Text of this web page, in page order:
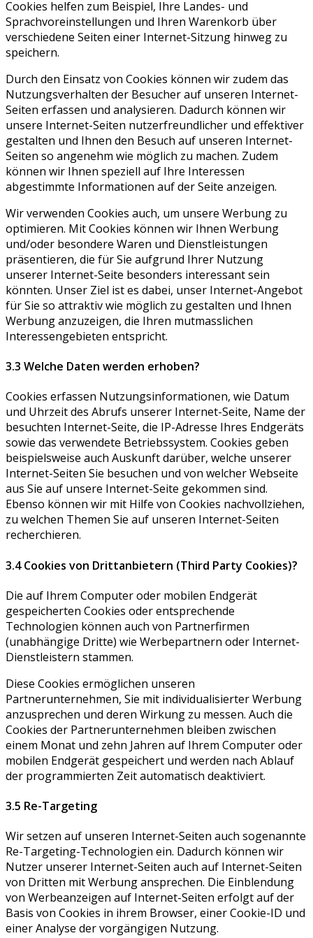
Cookies helfen zum Beispiel, Ihre Landes- und
Sprachvoreinstellungen und Ihren Warenkorb über
verschiedene Seiten einer Internet-Sitzung hinweg zu
speichern.
Durch den Einsatz von Cookies können wir zudem das
Nutzungsverhalten der Besucher auf unseren Internet-
Seiten erfassen und analysieren. Dadurch können wir
unsere Internet-Seiten nutzerfreundlicher und effektiver
gestalten und Ihnen den Besuch auf unseren Internet-
Seiten so angenehm wie möglich zu machen. Zudem
können wir Ihnen speziell auf Ihre Interessen
abgestimmte Informationen auf der Seite anzeigen.
Wir verwenden Cookies auch, um unsere Werbung zu
optimieren. Mit Cookies können wir Ihnen Werbung
und/oder besondere Waren und Dienstleistungen
präsentieren, die für Sie aufgrund Ihrer Nutzung
unserer Internet-Seite besonders interessant sein
könnten. Unser Ziel ist es dabei, unser Internet-Angebot
für Sie so attraktiv wie möglich zu gestalten und Ihnen
Werbung anzuzeigen, die Ihren mutmasslichen
Interessengebieten entspricht.
3.3 Welche Daten werden erhoben?
Cookies erfassen Nutzungsinformationen, wie Datum
und Uhrzeit des Abrufs unserer Internet-Seite, Name der
besuchten Internet-Seite, die IP-Adresse Ihres Endgeräts
sowie das verwendete Betriebssystem. Cookies geben
beispielsweise auch Auskunft darüber, welche unserer
Internet-Seiten Sie besuchen und von welcher Webseite
aus Sie auf unsere Internet-Seite gekommen sind.
Ebenso können wir mit Hilfe von Cookies nachvollziehen,
zu welchen Themen Sie auf unseren Internet-Seiten
recherchieren.
3.4 Cookies von Drittanbietern (Third Party Cookies)?
Die auf Ihrem Computer oder mobilen Endgerät
gespeicherten Cookies oder entsprechende
Technologien können auch von Partnerfirmen
(unabhängige Dritte) wie Werbepartnern oder Internet-
Dienstleistern stammen.
Diese Cookies ermöglichen unseren
Partnerunternehmen, Sie mit individualisierter Werbung
anzusprechen und deren Wirkung zu messen. Auch die
Cookies der Partnerunternehmen bleiben zwischen
einem Monat und zehn Jahren auf Ihrem Computer oder
mobilen Endgerät gespeichert und werden nach Ablauf
der programmierten Zeit automatisch deaktiviert.
3.5 Re-Targeting
Wir setzen auf unseren Internet-Seiten auch sogenannte
Re-Targeting-Technologien ein. Dadurch können wir
Nutzer unserer Internet-Seiten auch auf Internet-Seiten
von Dritten mit Werbung ansprechen. Die Einblendung
von Werbeanzeigen auf Internet-Seiten erfolgt auf der
Basis von Cookies in ihrem Browser, einer Cookie-ID und
einer Analyse der vorgängigen Nutzung.